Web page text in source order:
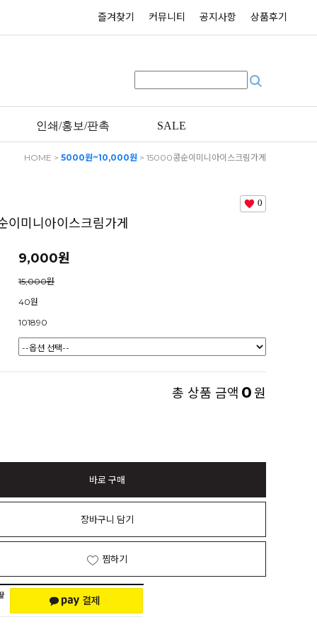
즐겨찾기 커뮤니티 공지사항 상품후기
인쇄/홍보/판촉 SALE
HOME > 5000원~10,000원 > 15000콩순이미니아이스크림가게
0
이미니아이스크림가게
9,000원
15,000원
40원
101890
총 상품 금액 0원
바로 구매
장바구니 담기
찜하기